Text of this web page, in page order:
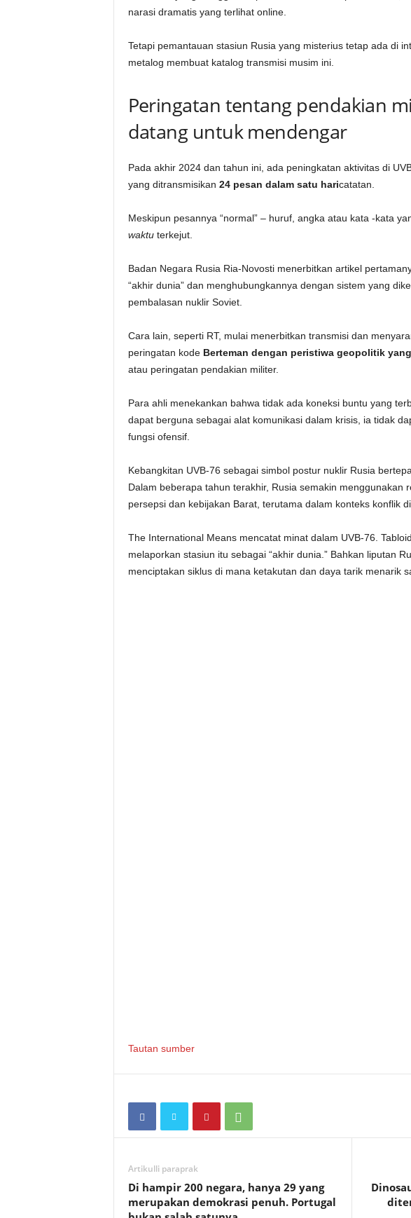
narasi dramatis yang terlihat online.
Tetapi pemantauan stasiun Rusia yang misterius tetap ada di
metalog membuat katalog transmisi musim ini.
Peringatan tentang pendakian
datang untuk mendengar
Pada akhir 2024 dan tahun ini, ada peningkatan aktivitas di
yang ditransmisikan 24 pesan dalam satu haricatatan.
Meskipun pesannya “normal” – huruf, angka atau kata -kata
waktuterkejut.
Badan Negara Rusia Ria-Novosti menerbitkan artikel
“akhir dunia” dan menghubungkannya dengan sistem yang
pembalasan nuklir Soviet.
Cara lain, seperti RT, mulai menerbitkan transmisi dan
peringatan kodeBerteman dengan peristiwa geopolitik
atau peringatan pendakian militer.
Para ahli menekankan bahwa tidak ada koneksi buntu yang
dapat berguna sebagai alat komunikasi dalam krisis, ia tidak
fungsi ofensif.
Kebangkitan UVB-76 sebagai simbol postur nuklir Rusia
Dalam beberapa tahun terakhir, Rusia semakin menggunakan
persepsi dan kebijakan Barat, terutama dalam konteks konflik di
The International Means mencatat minat dalam UVB-76.
melaporkan stasiun itu sebagai “akhir dunia.” Bahkan liputan
menciptakan siklus di mana ketakutan dan daya tarik menarik
Tautan sumber
Artikulli paraprak
Di hampir 200 negara, hanya 29 yang
merupakan demokrasi penuh. Portugal